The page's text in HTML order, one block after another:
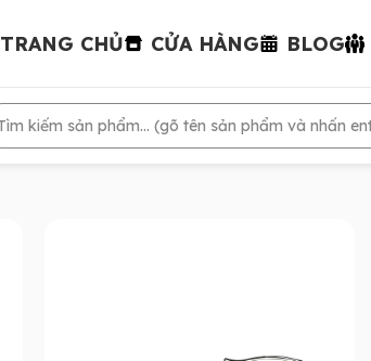
TRANG CHỦ CỬA HÀNG BLOG